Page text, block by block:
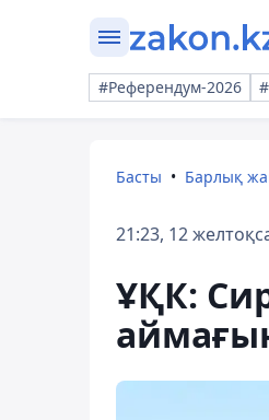
#Референдум-2026
Басты Барлық
21:23, 12
ҰҚК: